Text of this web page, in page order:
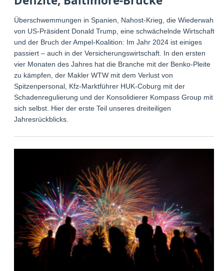
Überschwemmungen in Spanien, Nahost-Krieg, die Wiederwahl
von US-Präsident Donald Trump, eine schwächelnde Wirtschaft
und der Bruch der Ampel-Koalition: Im Jahr 2024 ist einiges
passiert – auch in der Versicherungswirtschaft. In den ersten
vier Monaten des Jahres hat die Branche mit der Benko-Pleite
zu kämpfen, der Makler WTW mit dem Verlust von
Spitzenpersonal, Kfz-Marktführer HUK-Coburg mit der
Schadenregulierung und der Konsolidierer Kompass Group mit
sich selbst. Hier der erste Teil unseres dreiteiligen
Jahresrückblicks.